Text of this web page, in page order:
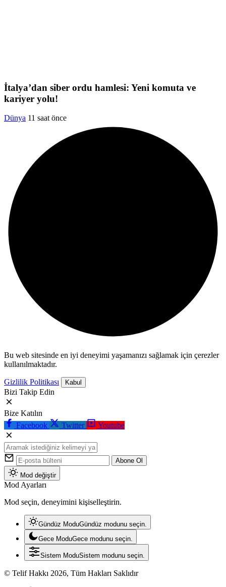
İtalya’dan siber ordu hamlesi: Yeni komuta ve
kariyer yolu!
Dünya 11 saat önce
Bu web sitesinde en iyi deneyimi yaşamanızı sağlamak için çerezler
kullanılmaktadır.
Gizlilik Politikası Kabul
Bizi Takip Edin
Bize Katılın
Facebook
Twitter Youtube
Abone Ol
Mod değiştir
Mod Ayarları
Mod seçin, deneyimini kişiselleştirin.
Gündüz ModuGündüz modunu seçin.
Gece ModuGece modunu seçin.
Sistem ModuSistem modunu seçin.
© Telif Hakkı 2026, Tüm Hakları Saklıdır